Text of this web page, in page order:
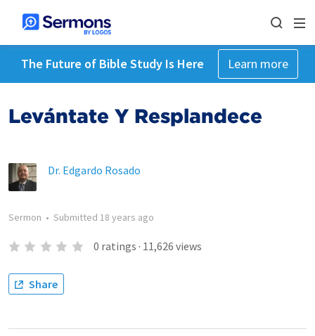
The Future of Bible Study Is Here Learn more
Levántate Y Resplandece
Dr. Edgardo Rosado
Sermon • Submitted 18 years ago
0 ratings · 11,626 views
Share